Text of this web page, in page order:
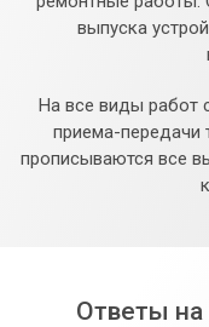
выпуска
На все виды работ
приема-передачи
прописываются все
Ответы